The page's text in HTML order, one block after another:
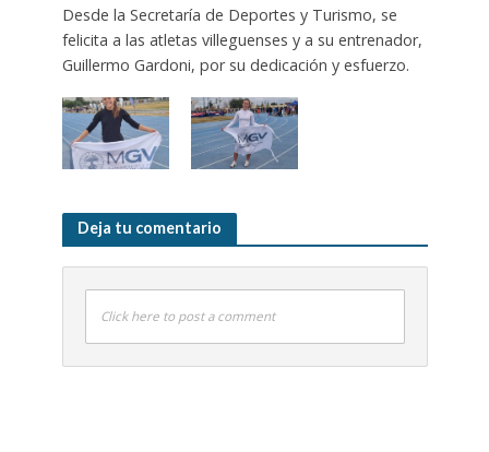
Desde la Secretaría de Deportes y Turismo, se
felicita a las atletas villeguenses y a su entrenador,
Guillermo Gardoni, por su dedicación y esfuerzo.
Deja tu comentario
Click here to post a comment